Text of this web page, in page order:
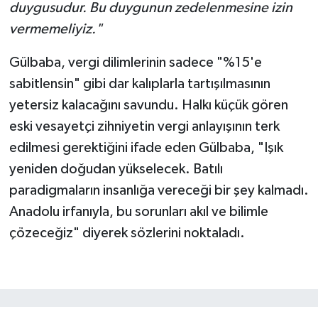
duygusudur. Bu duygunun zedelenmesine izin
vermemeliyiz."
Gülbaba, vergi dilimlerinin sadece "%15'e
sabitlensin" gibi dar kalıplarla tartışılmasının
yetersiz kalacağını savundu. Halkı küçük gören
eski vesayetçi zihniyetin vergi anlayışının terk
edilmesi gerektiğini ifade eden Gülbaba, "Işık
yeniden doğudan yükselecek. Batılı
paradigmaların insanlığa vereceği bir şey kalmadı.
Anadolu irfanıyla, bu sorunları akıl ve bilimle
çözeceğiz" diyerek sözlerini noktaladı.